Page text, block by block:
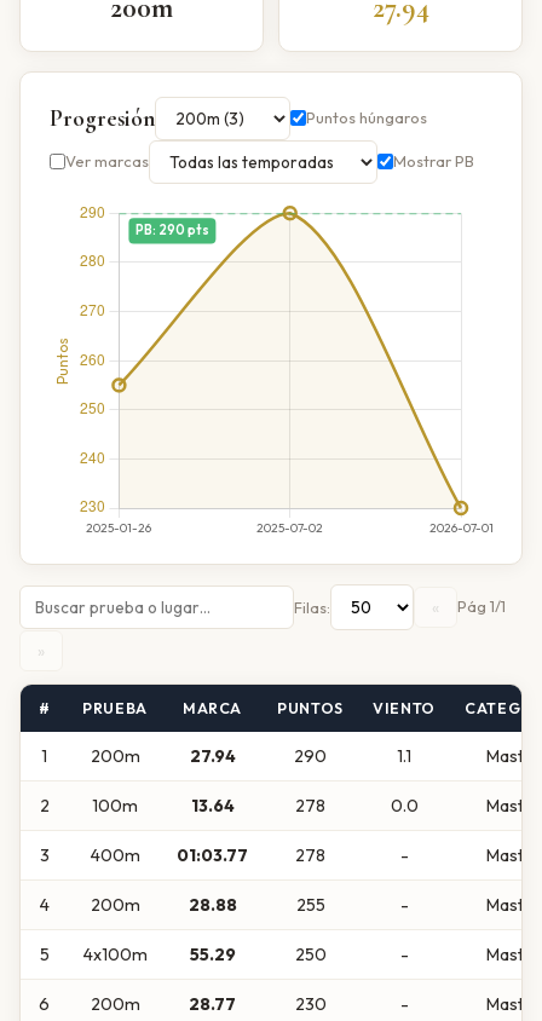
200m 27.94
Progresión Puntos húngaros
Ver marcas Mostrar PB
Filas: « Pág 1/1
»
# PRUEBA MARCA PUNTOS VIENTO
1 200m 27.94 290 1.1 Master
2 100m 13.64 278 0.0 Master
3 400m 01:03.77 278 - Master
4 200m 28.88 255 - Master
5 4x100m 55.29 250 - Master
6 200m 28.77 230 - Master